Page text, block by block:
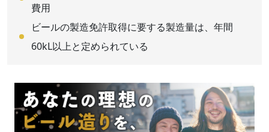
費用
ビールの製造免許取得に要する製造量は、年間
60kL以上と定められている